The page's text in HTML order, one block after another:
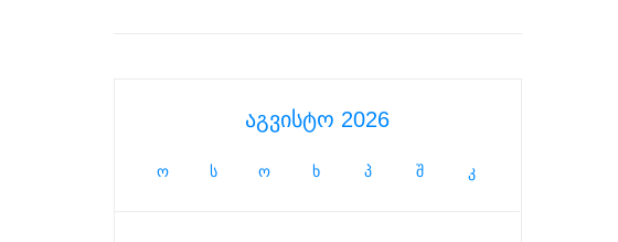
აგვისტო 2026
ო ს ო ხ პ შ კ